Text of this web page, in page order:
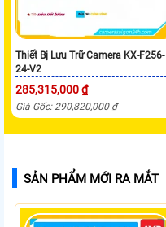
Thiết Bị Lưu Trữ Camera KX-F256-
24-V2
285,315,000 ₫
Giá Gốc: 290,820,000 ₫
SẢN PHẨM MỚI RA MẮT